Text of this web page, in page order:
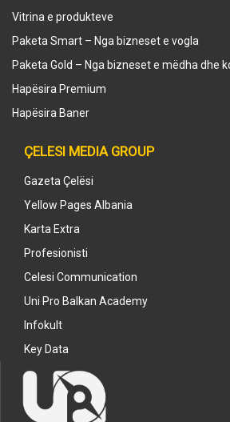
Vitrina e produkteve
Paketa Smart – Nga bizneset e vogla
Paketa Gold – Nga bizneset e mëdha dhe
Hapësira Premium
Hapësira Baner
ÇELESI MEDIA GROUP
Gazeta Çelësi
Yellow Pages Albania
Karta Extra
Profesionisti
Celesi Communication
Uni Pro Balkan Academy
Infokult
Key Data